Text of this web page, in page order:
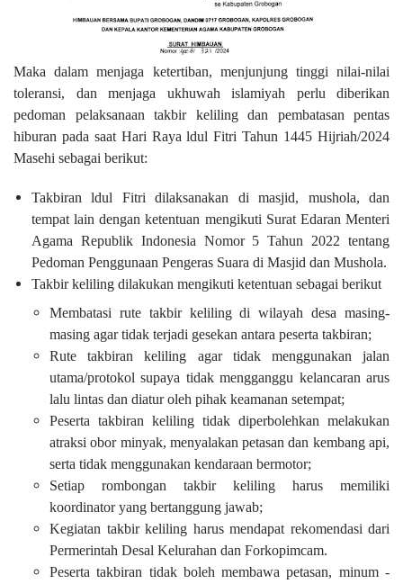
Maka dalam menjaga ketertiban, menjunjung tinggi nilai-nilai
toleransi, dan menjaga ukhuwah islamiyah perlu diberikan
pedoman pelaksanaan takbir keliling dan pembatasan pentas
hiburan pada saat Hari Raya ldul Fitri Tahun 1445 Hijriah/2024
Masehi sebagai berikut:
Takbiran ldul Fitri dilaksanakan di masjid, mushola, dan
tempat lain dengan ketentuan mengikuti Surat Edaran Menteri
Agama Republik Indonesia Nomor 5 Tahun 2022 tentang
Pedoman Penggunaan Pengeras Suara di Masjid dan Mushola.
Takbir keliling dilakukan mengikuti ketentuan sebagai berikut
Membatasi rute takbir keliling di wilayah desa masing-
masing agar tidak terjadi gesekan antara peserta takbiran;
Rute takbiran keliling agar tidak menggunakan jalan
utama/protokol supaya tidak mengganggu kelancaran arus
lalu lintas dan diatur oleh pihak keamanan setempat;
Peserta takbiran keliling tidak diperbolehkan melakukan
atraksi obor minyak, menyalakan petasan dan kembang api,
serta tidak menggunakan kendaraan bermotor;
Setiap rombongan takbir keliling harus memiliki
koordinator yang bertanggung jawab;
Kegiatan takbir keliling harus mendapat rekomendasi dari
Permerintah Desal Kelurahan dan Forkopimcam.
Peserta takbiran tidak boleh membawa petasan, minum -